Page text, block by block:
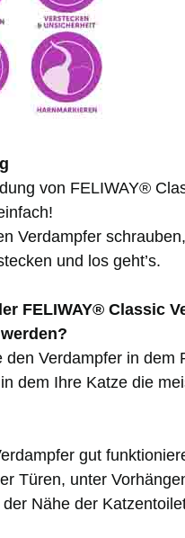
von FELIWAY®
Verdampfer
und los geht’s.
FELIWAY® Classic
den Verdampfer in dem
dem Ihre Katze die
gut
Türen, unter
Nähe der